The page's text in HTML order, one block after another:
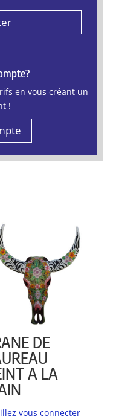
en vous créant un
!
DE
A LA
vous connecter